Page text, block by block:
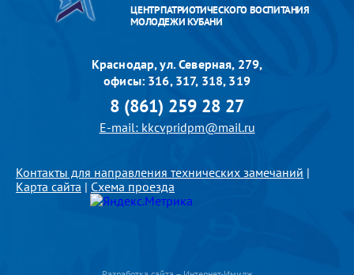
ЦЕНТР ПАТРИОТИЧЕСКОГО ВОСПИТАНИЯ
МОЛОДЕЖИ КУБАНИ
Краснодар, ул. Северная, 279,
офисы: 316, 317, 318, 319
8 (861) 259 28 27
E-mail: kkcvpridpm@mail.ru
Контакты для направления технических замечаний |
Карта сайта | Схема проезда